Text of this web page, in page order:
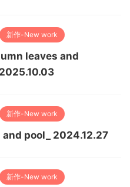
新作-New work
leaves and
新作-New work
pool_ 2024.12.27
新作-New work